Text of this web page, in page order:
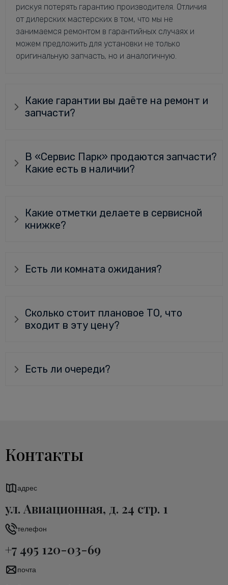
рискуя потерять гарантию производителя. Отличия
от дилерских мастерских в том, что мы не
занимаемся ремонтом в гарантийных случаях и
можем предложить для установки не только
оригинальную запчасть, но и аналогичную.
Какие гарантии вы даёте на ремонт и
запчасти?
В «Сервис Парк» продаются запчасти?
Какие есть в наличии?
Какие отметки делаете в сервисной
книжке?
Есть ли комната ожидания?
Сколько стоит плановое ТО, что
входит в эту цену?
Есть ли очереди?
Контакты
адрес
ул. Авиационная, д. 24 стр. 1
телефон
+7 495 120-03-69
почта